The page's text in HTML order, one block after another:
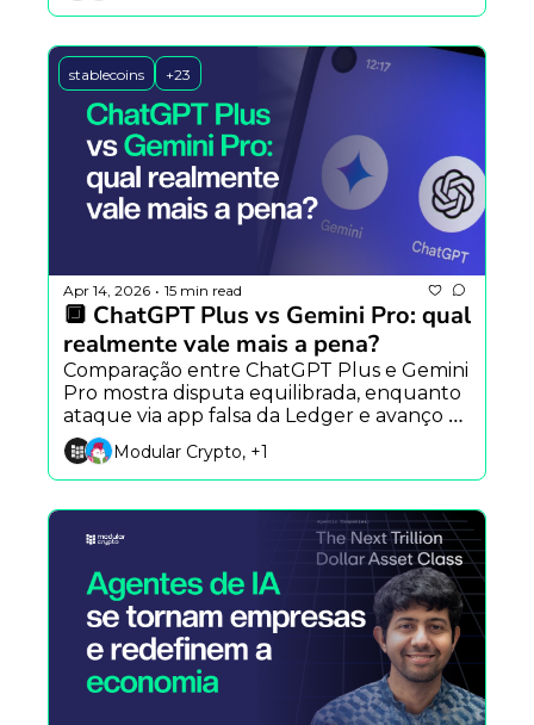
stablecoins +23
Apr 14, 2026 • 15 min read
🔲 ChatGPT Plus vs Gemini Pro: qual
realmente vale mais a pena?
Comparação entre ChatGPT Plus e Gemini
Pro mostra disputa equilibrada, enquanto
ataque via app falsa da Ledger e avanço
do Claude Mythos reforçam riscos na era
da IA.Modular Crypto, +1